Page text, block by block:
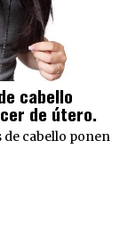
cabello
de útero.
de cabello ponen